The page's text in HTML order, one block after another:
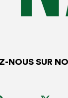
NOUS SUR